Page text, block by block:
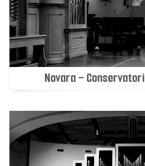
Novara -